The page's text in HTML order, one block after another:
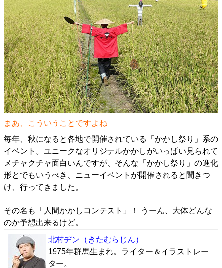
まあ、こういうことですよね
毎年、秋になると各地で開催されている「かかし祭り」系の
イベント。ユニークなオリジナルかかしがいっぱい見られて
メチャクチャ面白いんですが、そんな「かかし祭り」の進化
形とでもいうべき、ニューイベントが開催されると聞きつ
け、行ってきました。
その名も「人間かかしコンテスト」！ うーん、大体どんな
のか予想出来るけど。
北村ヂン （きたむらじん）
1975年群馬生まれ。ライター＆イラストレー
ター。